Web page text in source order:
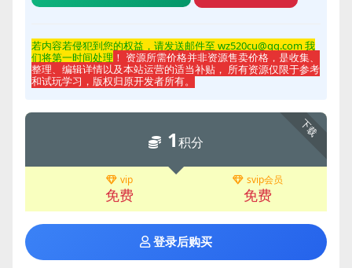
若内容若侵犯到您的权益，请发送邮件至 wz520cu@qq.com 我
们将第一时间处理 ！ 资源所需价格并非资源售卖价格，是收集、
整理、编辑详情以及本站运营的适当补贴， 所有资源仅限于参考
和试玩学习，版权归原开发者所有。
下载
1积分
vip
免费
svip会员
免费
登录后购买